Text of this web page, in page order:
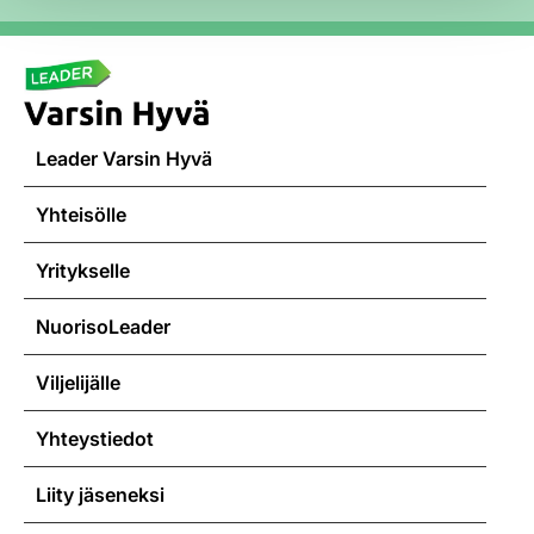
Leader Varsin Hyvä
Yhteisölle
Yritykselle
NuorisoLeader
Viljelijälle
Yhteystiedot
Liity jäseneksi